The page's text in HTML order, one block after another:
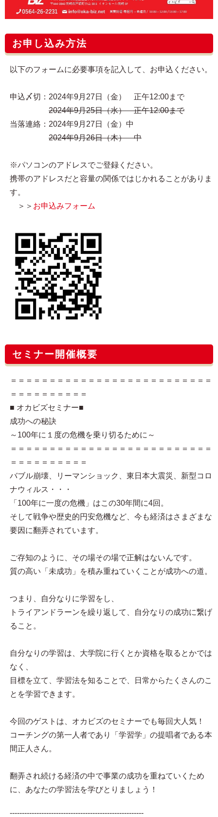
お申し込み方法
以下のフォームに必要事項を記入して、お申込ください。
申込〆切：2024年9月27日（金） 正午12:00まで
2024年9月25日（水） 正午12:00まで
当落連絡：2024年9月27日（金）中
2024年9月26日（木） 中
※パソコンのアドレスでご登録ください。
携帯のアドレスだと容量の関係ではじかれることがありま
す。
＞＞ お申込みフォーム
セミナー開催概要
＝＝＝＝＝＝＝＝＝＝＝＝＝＝＝＝＝＝＝＝＝＝＝＝＝＝
＝＝＝＝＝＝＝＝＝＝
■ オカビズセミナー■
成功への秘訣
～100年に１度の危機を乗り切るために～
＝＝＝＝＝＝＝＝＝＝＝＝＝＝＝＝＝＝＝＝＝＝＝＝＝＝
＝＝＝＝＝＝＝＝＝＝
バブル崩壊、リーマンショック、東日本大震災、新型コロ
ナウィルス・・・
「100年に一度の危機」はこの30年間に4回。
そして戦争や歴史的円安危機など、今も経済はさまざまな
要因に翻弄されています。
ご存知のように、その場その場で正解はないんです。
質の高い「未成功」を積み重ねていくことが成功への道。
つまり、自分なりに学習をし、
トライアンドラーンを繰り返して、自分なりの成功に繋げ
ること。
自分なりの学習は、大学院に行くとか資格を取るとかでは
なく、
目標を立て、学習法を知ることで、日常からたくさんのこ
とを学習できます。
今回のゲストは、オカビズのセミナーでも毎回大人気！
コーチングの第一人者であり「学習学」の提唱者である本
間正人さん。
翻弄され続ける経済の中で事業の成功を重ねていくため
に、あなたの学習法を学びとりましょう！
-------------------------------------------------------